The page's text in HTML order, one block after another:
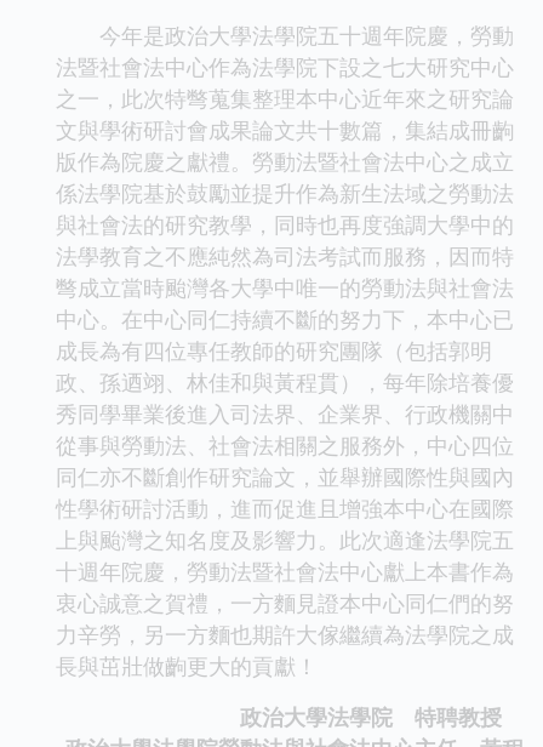
今年是政治大學法學院五十週年院慶，勞動
法暨社會法中心作為法學院下設之七大研究中心
之一，此次特彆蒐集整理本中心近年來之研究論
文與學術研討會成果論文共十數篇，集結成冊齣
版作為院慶之獻禮。勞動法暨社會法中心之成立
係法學院基於鼓勵並提升作為新生法域之勞動法
與社會法的研究教學，同時也再度強調大學中的
法學教育之不應純然為司法考試而服務，因而特
彆成立當時颱灣各大學中唯一的勞動法與社會法
中心。在中心同仁持續不斷的努力下，本中心已
成長為有四位專任教師的研究團隊（包括郭明
政、孫迺翊、林佳和與黃程貫），每年除培養優
秀同學畢業後進入司法界、企業界、行政機關中
從事與勞動法、社會法相關之服務外，中心四位
同仁亦不斷創作研究論文，並舉辦國際性與國內
性學術研討活動，進而促進且增強本中心在國際
上與颱灣之知名度及影響力。此次適逢法學院五
十週年院慶，勞動法暨社會法中心獻上本書作為
衷心誠意之賀禮，一方麵見證本中心同仁們的努
力辛勞，另一方麵也期許大傢繼續為法學院之成
長與茁壯做齣更大的貢獻！
政治大學法學院 特聘教授